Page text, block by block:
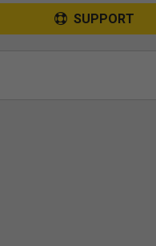
SUPPORT